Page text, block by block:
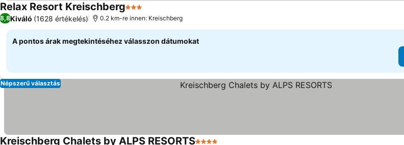
Relax Resort Kreischberg3 Kategória
8,8Kiváló (1628 értékelés) 0.2 km-re innen: Kreischberg
A pontos árak megtekintéséhez válasszon dátumokat
Népszerű választás
Kreischberg Chalets by ALPS RESORTS